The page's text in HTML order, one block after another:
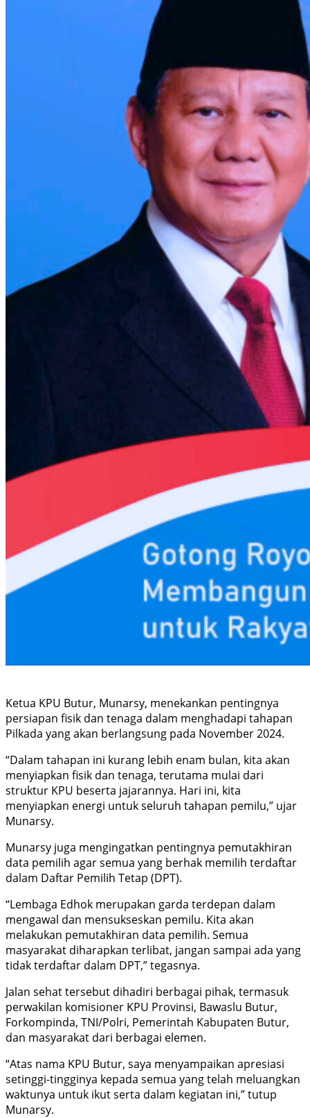
Ketua KPU Butur, Munarsy, menekankan pentingnya
persiapan fisik dan tenaga dalam menghadapi tahapan
Pilkada yang akan berlangsung pada November 2024.
“Dalam tahapan ini kurang lebih enam bulan, kita akan
menyiapkan fisik dan tenaga, terutama mulai dari
struktur KPU beserta jajarannya. Hari ini, kita
menyiapkan energi untuk seluruh tahapan pemilu,” ujar
Munarsy.
Munarsy juga mengingatkan pentingnya pemutakhiran
data pemilih agar semua yang berhak memilih terdaftar
dalam Daftar Pemilih Tetap (DPT).
“Lembaga Edhok merupakan garda terdepan dalam
mengawal dan mensukseskan pemilu. Kita akan
melakukan pemutakhiran data pemilih. Semua
masyarakat diharapkan terlibat, jangan sampai ada yang
tidak terdaftar dalam DPT,” tegasnya.
Jalan sehat tersebut dihadiri berbagai pihak, termasuk
perwakilan komisioner KPU Provinsi, Bawaslu Butur,
Forkompinda, TNI/Polri, Pemerintah Kabupaten Butur,
dan masyarakat dari berbagai elemen.
“Atas nama KPU Butur, saya menyampaikan apresiasi
setinggi-tingginya kepada semua yang telah meluangkan
waktunya untuk ikut serta dalam kegiatan ini,” tutup
Munarsy.